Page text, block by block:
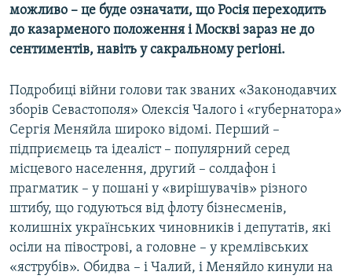
можливо – це буде означати, що Росія переходить
до казарменого положення і Москві зараз не до
сентиментів, навіть у сакральному регіоні.
Подробиці війни голови так званих «Законодавчих
зборів Севастополя» Олексія Чалого і «губернатора»
Сергія Меняйла широко відомі. Перший –
підприємець та ідеаліст – популярний серед
місцевого населення, другий – солдафон і
прагматик – у пошані у «вирішувачів» різного
штибу, що годуються від флоту бізнесменів,
колишніх українських чиновників і депутатів, які
осіли на півострові, а головне – у кремлівських
«яструбів». Обидва – і Чалий, і Меняйло кинули на